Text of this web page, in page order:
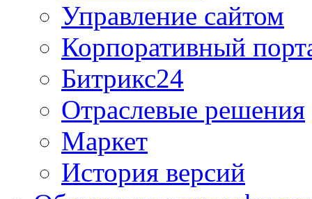
Управление сайтом
Корпоративный
Битрикс24
Отраслевые решения
Маркет
История версий